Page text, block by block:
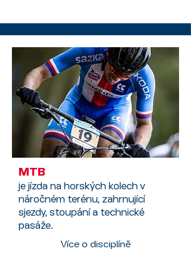
MTB
je jízda na horských kolech v
náročném terénu, zahrnující
sjezdy, stoupání a technické
pasáže.
Více o disciplíně